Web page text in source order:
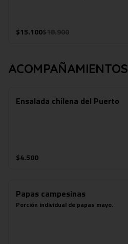
$15.100$18.900
ACOMPAÑAMIENTOS
Ensalada chilena del Puerto
$4.500
Papas campesinas
Porción individual de papas mayo.